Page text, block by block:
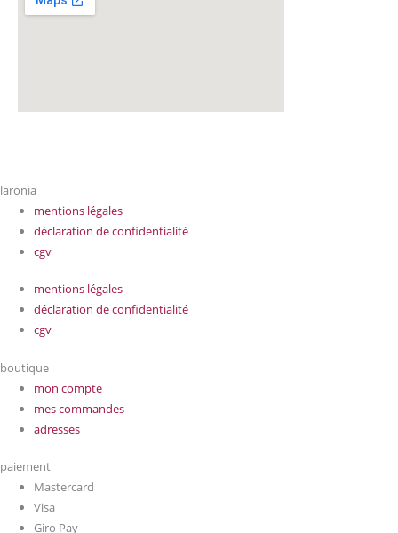
laronia
mentions légales
déclaration de confidentialité
cgv
mentions légales
déclaration de confidentialité
cgv
boutique
mon compte
mes commandes
adresses
paiement
Mastercard
Visa
Giro Pay